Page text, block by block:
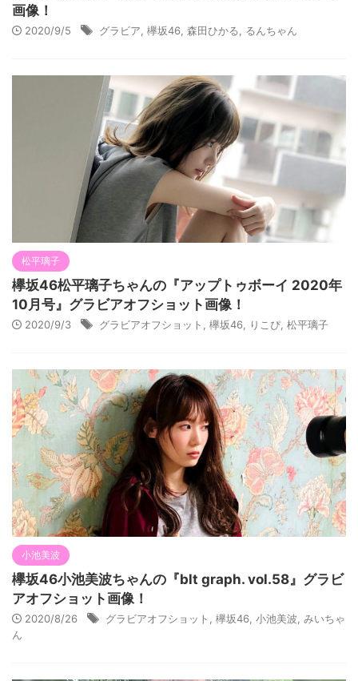
画像！
2020/9/5 グラビア 欅坂46 森田ひかる るんちゃん
松平璃子
欅坂46松平璃子ちゃんの『アップトゥボーイ 2020年
10月号』グラビアオフショット画像！
2020/9/3 グラビアオフショット 欅坂46 りこぴ, 松平璃子
小池美波
欅坂46小池美波ちゃんの『blt graph. vol.58』グラビ
アオフショット画像！
2020/8/26 グラビアオフショット 欅坂46 小池美波 みいちゃ
ん